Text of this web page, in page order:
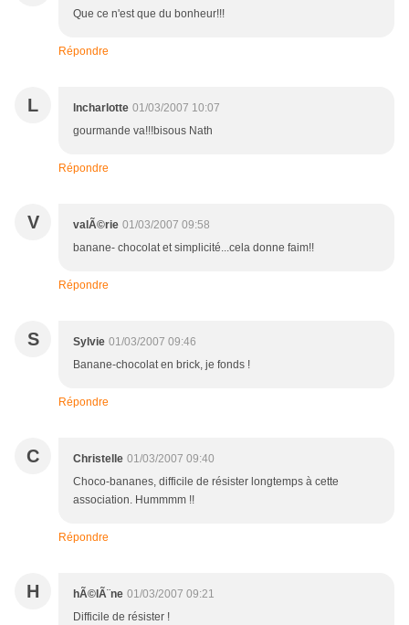
Que ce n'est que du bonheur!!!
Répondre
L lncharlotte 01/03/2007 10:07
gourmande va!!!bisous Nath
Répondre
V valÃ©rie 01/03/2007 09:58
banane- chocolat et simplicité...cela donne faim!!
Répondre
S Sylvie 01/03/2007 09:46
Banane-chocolat en brick, je fonds !
Répondre
C Christelle 01/03/2007 09:40
Choco-bananes, difficile de résister longtemps à cette
association. Hummmm !!
Répondre
H hÃ©lÃ¨ne 01/03/2007 09:21
Difficile de résister !